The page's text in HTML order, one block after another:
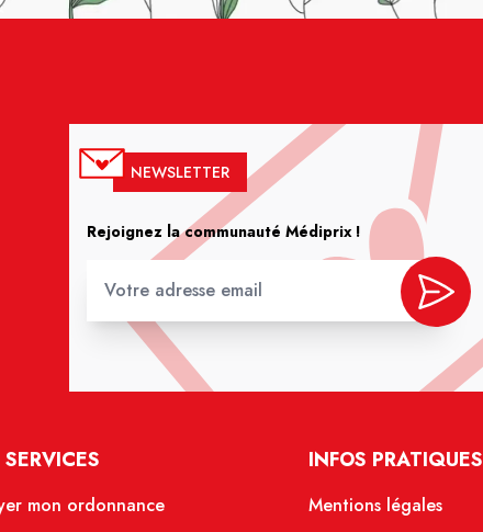
NEWSLETTER
Rejoignez la communauté Médiprix !
mon ordonnance
INFOS PRATIQUES
Mentions légales